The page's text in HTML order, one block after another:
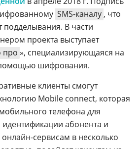
SMS-каналу, что
подделывания. В части
проекта выступает
про », специализирующаяся на
шифрования.
клиенты смогут
Mobile сonnect, которая
телефона для
идентификации абонента и
онлайн-сервисам в несколько